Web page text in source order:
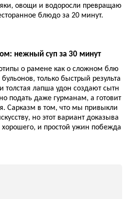
скумбрией: рецепт быстрого у
ваше представление о рыбе
и долго? Этот донбури докаж
максимум вкуса, и никакого з
блюдо за 20 минут.